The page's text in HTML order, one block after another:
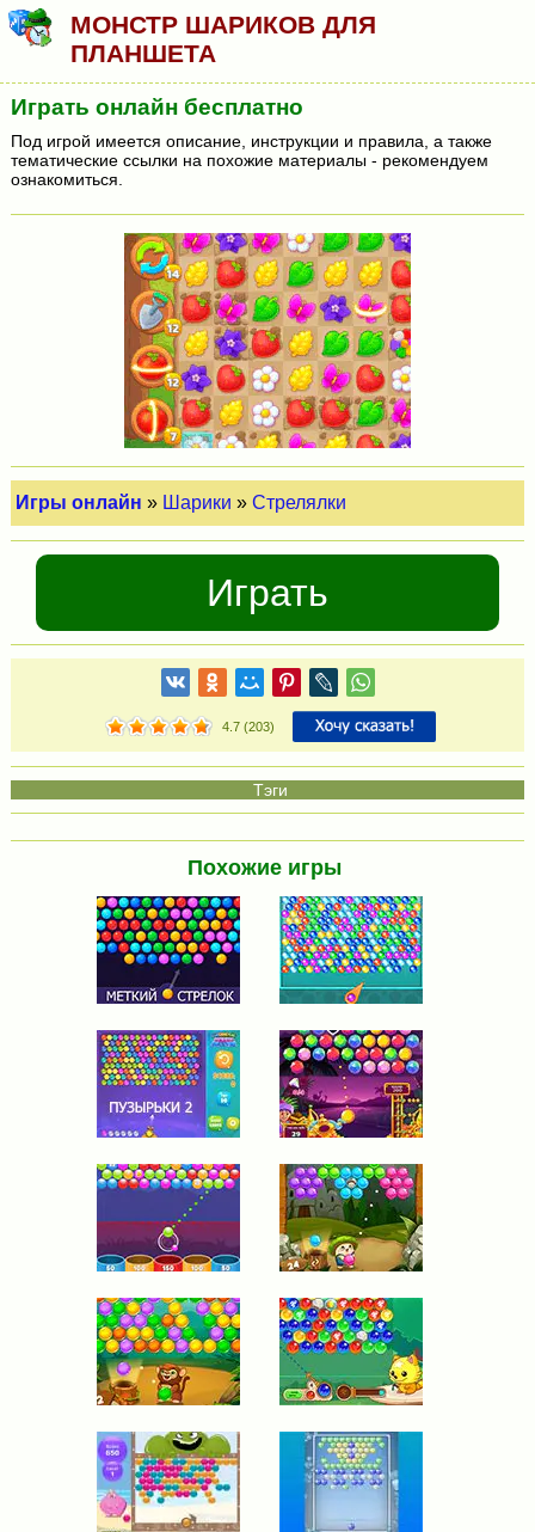
МОНСТР ШАРИКОВ ДЛЯ
ПЛАНШЕТА
Играть онлайн бесплатно
Под игрой имеется описание, инструкции и правила, а также
тематические ссылки на похожие материалы - рекомендуем
ознакомиться.
Игры онлайн » Шарики »Стрелялки
Играть
4.7(203)
Похожие игры